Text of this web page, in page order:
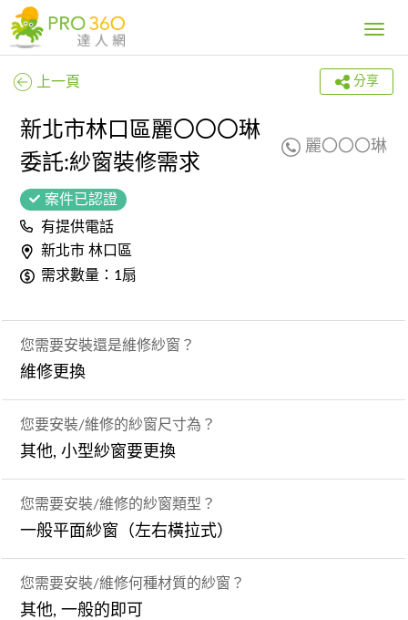
Toggle
上一頁 分享
新北市林口區麗〇〇〇琳
委託:紗窗裝修需求
麗〇〇〇琳
案件已認證
有提供電話
新北市 林口區
需求數量：1扇
您需要安裝還是維修紗窗？
維修更換
您要安裝/維修的紗窗尺寸為？
其他, 小型紗窗要更換
您需要安裝/維修的紗窗類型？
一般平面紗窗（左右橫拉式）
您需要安裝/維修何種材質的紗窗？
其他, 一般的即可